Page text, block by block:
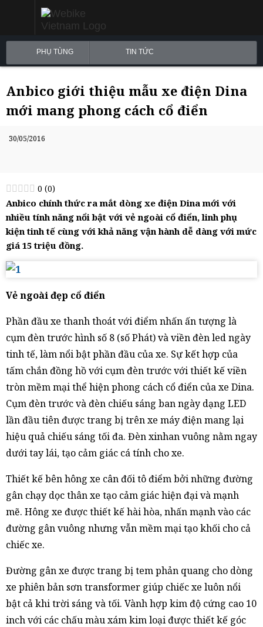
PHỤ TÙNG TIN TỨC
Anbico giới thiệu mẫu xe điện Dina
mới mang phong cách cổ điển
30/05/2016
0 (0)
Anbico chính thức ra mắt dòng xe điện Dina mới với
nhiều tính năng nổi bật với vẻ ngoài cổ điển, linh phụ
kiện tinh tế cùng với khả năng vận hành dễ dàng với mức
giá 15 triệu đồng.
Vẻ ngoài đẹp cổ điển
Phần đầu xe thanh thoát với điểm nhấn ấn tượng là
cụm đèn trước hình số 8 (số Phát) và viền đèn led ngày
tinh tế, làm nổi bật phần đầu của xe. Sự kết hợp của
tấm chắn đồng hồ với cụm đèn trước với thiết kế viền
tròn mềm mại thể hiện phong cách cổ điển của xe Dina.
Cụm đèn trước và đèn chiếu sáng ban ngày dạng LED
lần đầu tiên được trang bị trên xe máy điện mang lại
hiệu quả chiếu sáng tối đa. Đèn xinhan vuông nằm ngay
dưới tay lái, tạo cảm giác cá tính cho xe.
Thiết kế bên hông xe cân đối tô điểm bởi những đường
gân chạy dọc thân xe tạo cảm giác hiện đại và mạnh
mẽ. Hông xe được thiết kế hài hòa, nhấn mạnh vào các
đường gân vuông nhưng vẫn mềm mại tạo khối cho cả
chiếc xe.
Đường gân xe được trang bị tem phản quang cho dòng
xe phiên bản sơn transformer giúp chiếc xe luôn nổi
bật cả khi trời sáng và tối. Vành hợp kim độ cứng cao 10
inch với các chấu màu xám kim loại được thiết kế góc